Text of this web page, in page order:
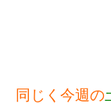
同じく今週の